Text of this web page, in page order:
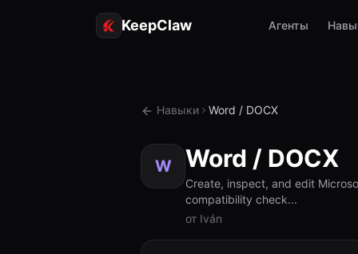
KeepClaw Агенты
Навыки Word / DOCX
W Word / DOCX
Create, inspect, and edit
compatibility check...
от Iván